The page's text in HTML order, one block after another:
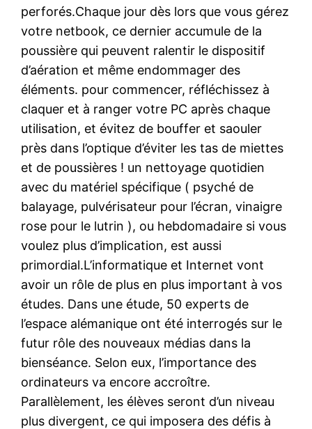
perforés.Chaque jour dès lors que vous gérez
votre netbook, ce dernier accumule de la
poussière qui peuvent ralentir le dispositif
d’aération et même endommager des
éléments. pour commencer, réfléchissez à
claquer et à ranger votre PC après chaque
utilisation, et évitez de bouffer et saouler
près dans l’optique d’éviter les tas de miettes
et de poussières ! un nettoyage quotidien
avec du matériel spécifique ( psyché de
balayage, pulvérisateur pour l’écran, vinaigre
rose pour le lutrin ), ou hebdomadaire si vous
voulez plus d’implication, est aussi
primordial.L’informatique et Internet vont
avoir un rôle de plus en plus important à vos
études. Dans une étude, 50 experts de
l’espace alémanique ont été interrogés sur le
futur rôle des nouveaux médias dans la
bienséance. Selon eux, l’importance des
ordinateurs va encore accroître.
Parallèlement, les élèves seront d’un niveau
plus divergent, ce qui imposera des défis à